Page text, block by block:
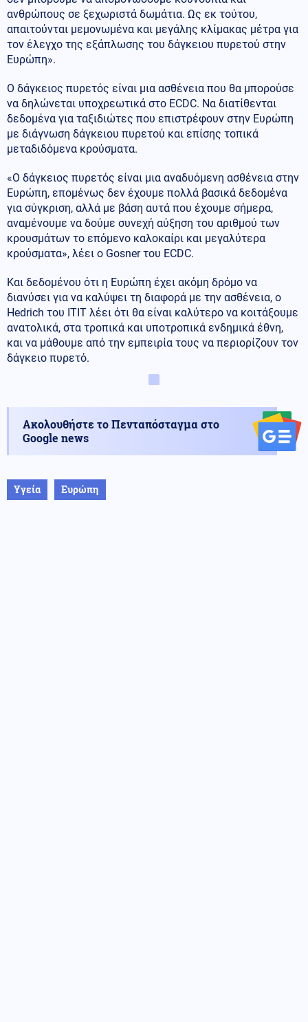
ανθρώπους σε ξεχωριστά δωμάτια. Ως εκ τούτου,
απαιτούνται μεμονωμένα και μεγάλης κλίμακας μέτρα για
τον έλεγχο της εξάπλωσης του δάγκειου πυρετού στην
Ευρώπη».
Ο δάγκειος πυρετός είναι μια ασθένεια που θα μπορούσε
να δηλώνεται υποχρεωτικά στο ECDC. Να διατίθενται
δεδομένα για ταξιδιώτες που επιστρέφουν στην Ευρώπη
με διάγνωση δάγκειου πυρετού και επίσης τοπικά
μεταδιδόμενα κρούσματα.
«Ο δάγκειος πυρετός είναι μια αναδυόμενη ασθένεια στην
Ευρώπη, επομένως δεν έχουμε πολλά βασικά δεδομένα
για σύγκριση, αλλά με βάση αυτά που έχουμε σήμερα,
αναμένουμε να δούμε συνεχή αύξηση του αριθμού των
κρουσμάτων το επόμενο καλοκαίρι και μεγαλύτερα
κρούσματα», λέει ο Gosner του ECDC.
Και δεδομένου ότι η Ευρώπη έχει ακόμη δρόμο να
διανύσει για να καλύψει τη διαφορά με την ασθένεια, ο
Hedrich του ITIT λέει ότι θα είναι καλύτερο να κοιτάξουμε
ανατολικά, στα τροπικά και υποτροπικά ενδημικά έθνη,
και να μάθουμε από την εμπειρία τους να περιορίζουν τον
δάγκειο πυρετό.
Ακολουθήστε το Πενταπόσταγμα στο
Google news
Υγεία Ευρώπη